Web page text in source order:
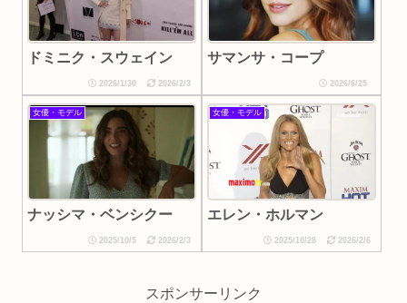
ドミニク・スウェイン
2026/1/30 2026/2/3
サマンサ・コープ
2026/6/25
女優・モデル
ナッシマ・ベンシクー
2025/10/5 2026/2/3
女優・モデル
エレン・ホルマン
2025/10/28 2026/2/6
スポンサーリンク